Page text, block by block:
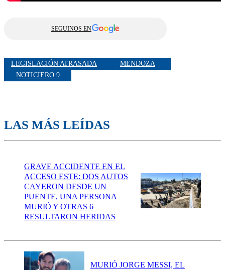
SEGUINOS EN
LEGISLACIÓN ATRASADA
MENDOZA
NOTICIERO 9
LAS MÁS LEÍDAS
GRAVE ACCIDENTE EN EL
ACCESO ESTE: DOS AUTOS
CAYERON DESDE UN
PUENTE, UNA PERSONA
MURIÓ Y OTRAS 6
RESULTARON HERIDAS
MURIÓ JORGE MESSI, EL